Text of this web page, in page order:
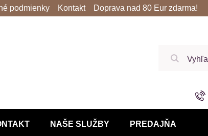
NAŠE SLUŽBY PREDAJŇA
podmienky Kontakt Doprava nad 80 Eur zdarma!